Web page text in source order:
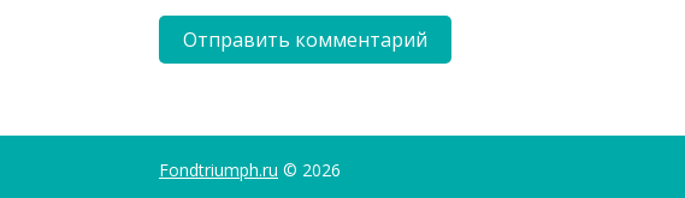
Fondtriumph.ru © 2026